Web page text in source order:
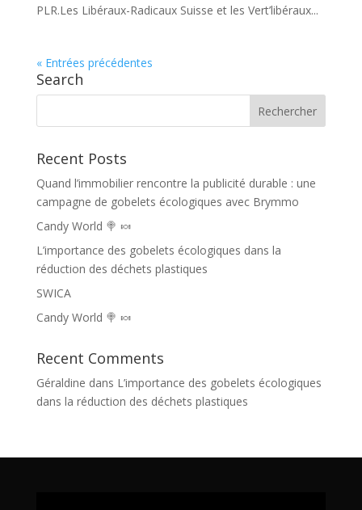
PLR.Les Libéraux-Radicaux Suisse et les Vert’libéraux...
« Entrées précédentes
Search
Recent Posts
Quand l’immobilier rencontre la publicité durable : une
campagne de gobelets écologiques avec Brymmo
Candy World 🍭 🍬
L’importance des gobelets écologiques dans la
réduction des déchets plastiques
SWICA
Candy World 🍭 🍬
Recent Comments
Géraldine dans L’importance des gobelets écologiques
dans la réduction des déchets plastiques